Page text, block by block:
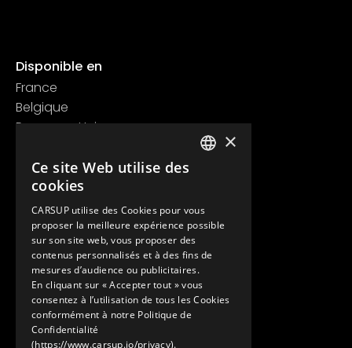
Disponible en
France
Belgique
Royaume Uni
Contact
+33 1 89 47 00 43
contact@carsup.io
Page contact
Découvrir
Nos Conciergeries
Nos services
Le Showroom
×
Ce site Web utilise des
cookies
CARSUP utilise des Cookies pour vous
proposer la meilleure expérience possible
sur son site web, vous proposer des
contenus personnalisés et à des fins de
mesures d’audience ou publicitaires.
En cliquant sur « Accepter tout » vous
consentez à l’utilisation de tous les Cookies
conformément à notre Politique de
Confidentialité
(https://www.carsup.io/privacy).